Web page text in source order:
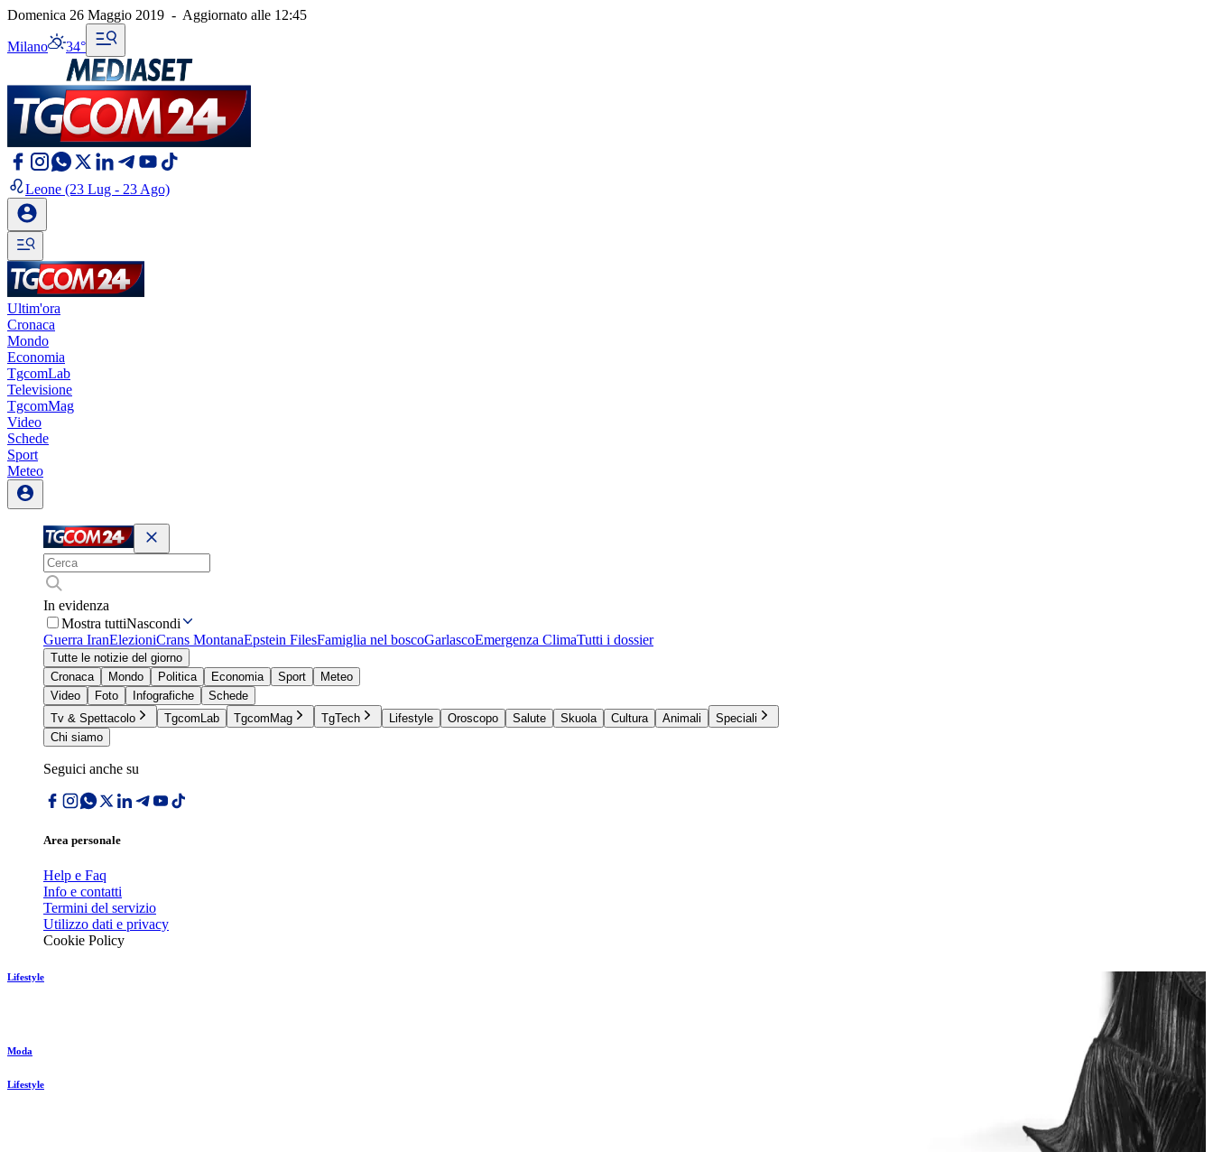
Domenica 26 Maggio 2019 - Aggiornato alle 12:45
Milano 34°
Leone (23 Lug - 23 Ago)
Ultim'ora
Cronaca
Mondo
Economia
TgcomLab
Televisione
TgcomMag
Video
Schede
Sport
Meteo
In evidenza
Mostra tuttiNascondi
Guerra IranElezioniCrans MontanaEpstein FilesFamiglia nel boscoGarlascoEmergenza ClimaTutti i dossier
Tutte le notizie del giorno
Cronaca
Mondo Politica Economia Sport
Meteo
Video
Foto Infografiche
Schede
Tv & Spettacolo
TgcomLab TgcomMag TgTech Lifestyle Oroscopo Salute Skuola Cultura Animali
Speciali
Chi siamo
Seguici anche su
Area personale
Help e Faq
Info e contatti
Termini del servizio
Utilizzo dati e privacy
Cookie Policy
Lifestyle
Moda
Lifestyle